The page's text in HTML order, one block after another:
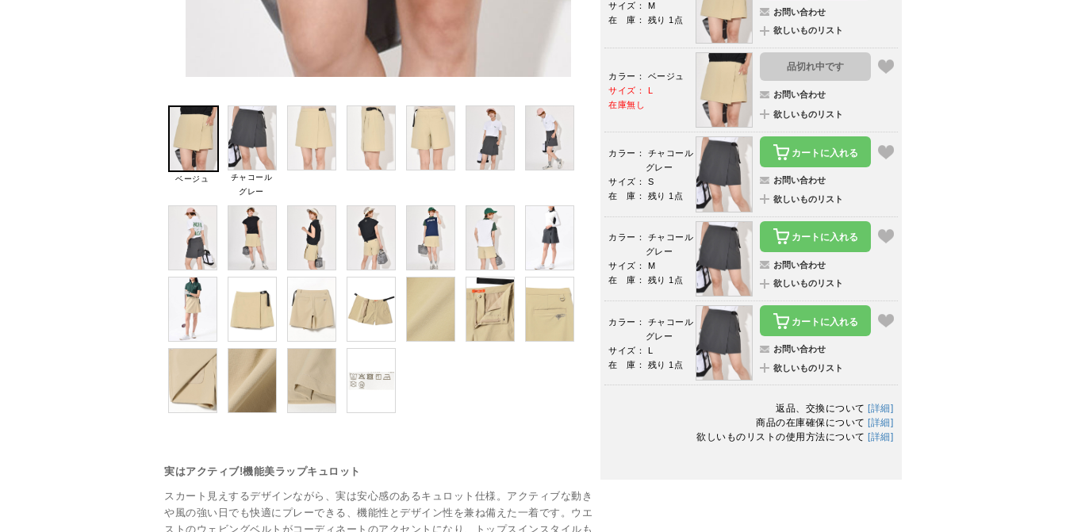
ベージュ
チャコール
グレー
実はアクティブ!機能美ラップキュロット
スカート見えするデザインながら、実は安心感のあるキュロット仕様。アクティブな動き
や風の強い日でも快適にプレーできる、機能性とデザイン性を兼ね備えた一着です。ウエ
ストのウェビングベルトがコーディネートのアクセントになり、トップスインスタイルも
サイズ： M
在 庫： 残り 1点
お問い合わせ
欲しいものリスト
カラー： ベージュ
サイズ： L
在庫無し
品切れ中です
お問い合わせ
欲しいものリスト
カラー： チャコール
グレー
サイズ： S
在 庫： 残り 1点
カートに入れる
お問い合わせ
欲しいものリスト
カラー： チャコール
グレー
サイズ： M
在 庫： 残り 1点
カートに入れる
お問い合わせ
欲しいものリスト
カラー： チャコール
グレー
サイズ： L
在 庫： 残り 1点
カートに入れる
お問い合わせ
欲しいものリスト
返品、交換について [詳細]
商品の在庫確保について [詳細]
欲しいものリストの使用方法について [詳細]